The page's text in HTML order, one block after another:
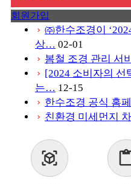
회원가입
chevron_right
㈜한수조경이
상… 02-01
chevron_right 봄철 조경 관리 서
chevron_right
[2024 소비자의 선
는… 12-15
chevron_right 한수조경 공식 홈
chevron_right 친환경 미세먼지
view_in_ar content_paste